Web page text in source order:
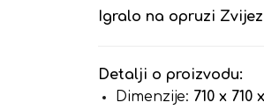
Igralo na opruzi
Detalji o proizvodu:
Dimenzije: 710 x 710